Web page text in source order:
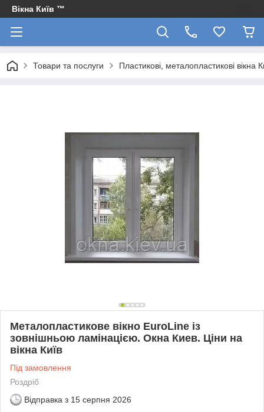
Вікна Київ ™
Товари та послуги Пластикові, металопластикові
Металопластикове вікно EuroLine із
зовнішньою ламінацією. Окна Киев. Ціни на
вікна Київ
Під замовлення
Роздріб
Відправка з 15 серпня 2026